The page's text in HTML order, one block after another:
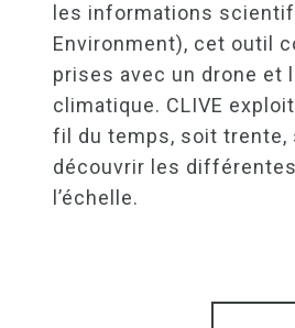
les informations
Environment), cet outil
prises avec un drone et
climatique. CLIVE
fil du temps, soit trente,
découvrir les différentes
l’échelle.